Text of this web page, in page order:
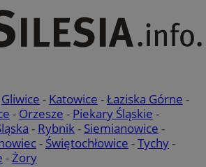
Gliwice - Katowice -Łaziska Górne -
- Orzesze - Piekary Śląskie -
- Rybnik- Siemianowice -
- Świętochłowice -Tychy-
-Żory